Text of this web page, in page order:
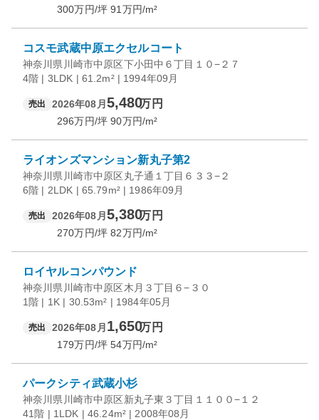
300万円/坪 91 万円/m²
コスモ武蔵中原エクセルコート
神奈川県川崎市中原区下小田中６丁目１０−２７
4階 | 3LDK | 61.2m² | 1994年09月
売出 2026年08月 5,480万円
296万円/坪 90万円/m²
ライオンズマンション新丸子第2
神奈川県川崎市中原区丸子通１丁目６３３−２
6階 | 2LDK | 65.79m² | 1986年09月
売出 2026年08月 5,380万円
270万円/坪 82万円/m²
ロイヤルコンパウンド
神奈川県川崎市中原区木月３丁目６−３０
1階 | 1K | 30.53m² | 1984年05月
売出 2026年08月 1,650万円
179万円/坪 54万円/m²
パークシティ武蔵小杉
神奈川県川崎市中原区新丸子東３丁目１１００−１２
41階 | 1LDK | 46.24m² | 2008年08月